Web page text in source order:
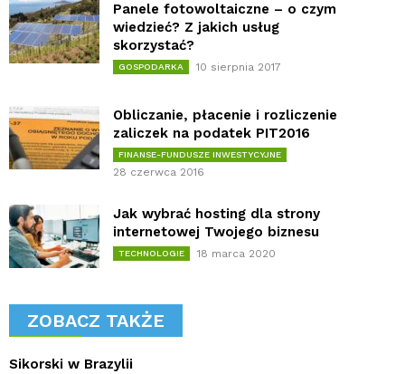
Panele fotowoltaiczne – o czym
wiedzieć? Z jakich usług
skorzystać?
GOSPODARKA 10 sierpnia 2017
Obliczanie, płacenie i rozliczenie
zaliczek na podatek PIT2016
FINANSE-FUNDUSZE INWESTYCYJNE
28 czerwca 2016
Jak wybrać hosting dla strony
internetowej Twojego biznesu
TECHNOLOGIE 18 marca 2020
ZOBACZ TAKŻE
Sikorski w Brazylii